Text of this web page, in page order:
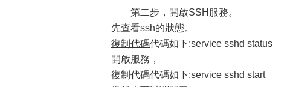
第二步，開啟SSH服務。
先查看ssh的狀態。
復制代碼代碼如下:service sshd status
開啟服務，
復制代碼代碼如下:service sshd start